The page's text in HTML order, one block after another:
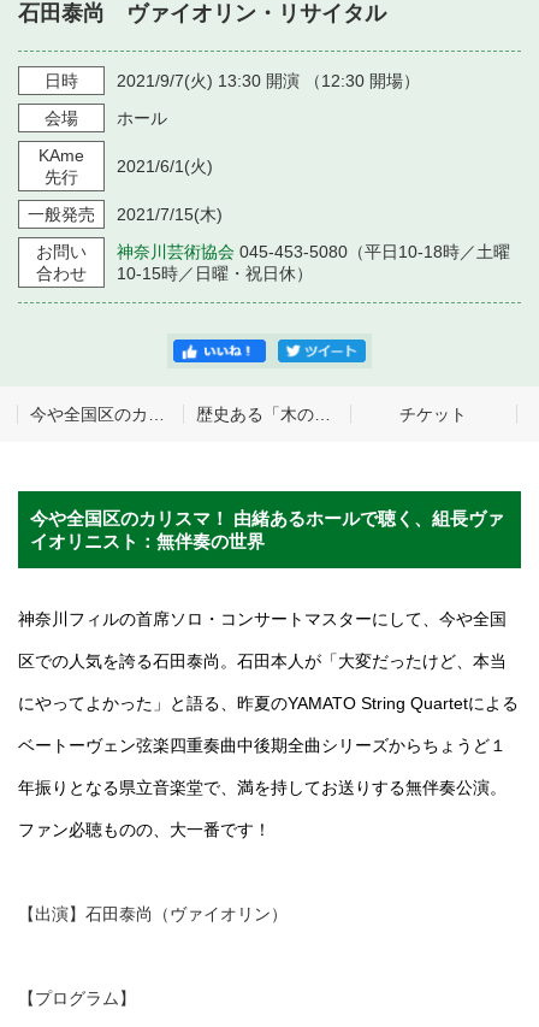
石田泰尚 ヴァイオリン・リサイタル
日時 2021/9/7(火) 13:30 開演 （12:30 開場）
会場
ホール
KAme
先行
2021/6/1 (火)
一般発売 2021/7/15(木)
お問い
合わせ
神奈川芸術協会 045-453-5080（平日10-18時／土曜
10-15時／日曜・祝日休）
今や全国区のカリスマ！ 由緒あるホールで聴く、組長ヴァイオリニスト：無伴奏の世界 歴史ある「木のホール」で平日昼間に月1回、ゆったりと名手達の音楽を楽しむ極上の時間。誰もが聴いたことのある名曲をトップ・アーティストで。 チケット
今や全国区のカリスマ！ 由緒あるホールで聴く、組長ヴァ
イオリニスト：無伴奏の世界
神奈川フィルの首席ソロ・コンサートマスターにして、今や全国
区での人気を誇る石田泰尚。石田本人が「大変だったけど、本当
にやってよかった」と語る、昨夏のYAMATO String Quartetによる
ベートーヴェン弦楽四重奏曲中後期全曲シリーズからちょうど１
年振りとなる県立音楽堂で、満を持してお送りする無伴奏公演。
ファン必聴ものの、大一番です！
【出演】石田泰尚（ヴァイオリン）
【プログラム】